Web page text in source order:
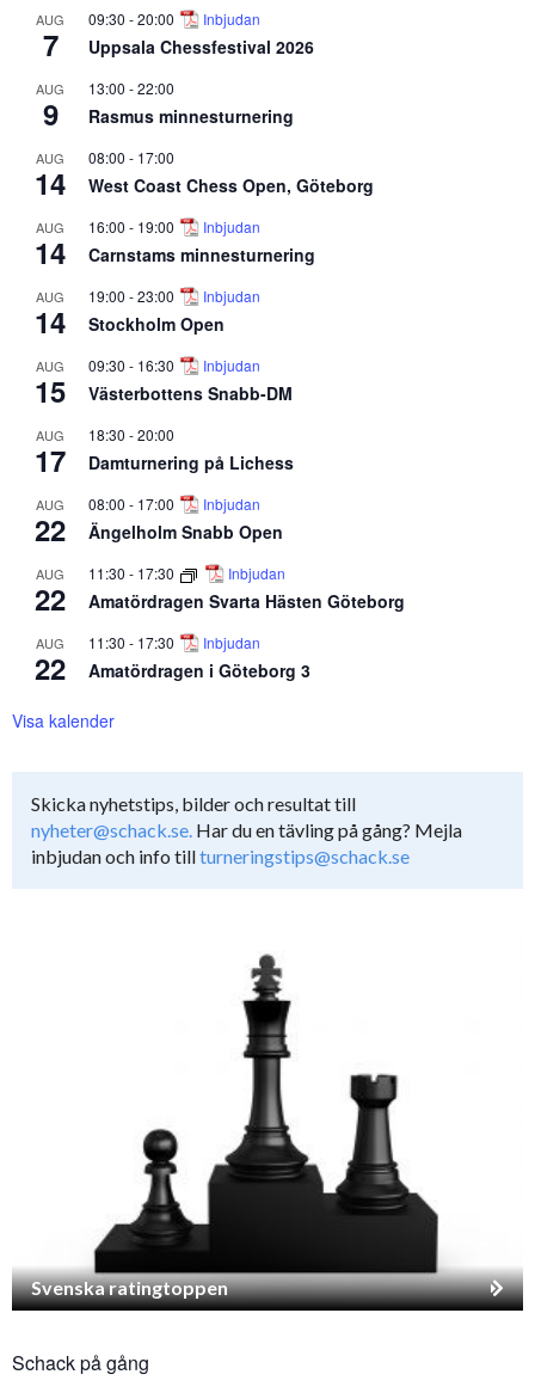
AUG
7
09:30 -20:00 Inbjudan
Uppsala Chessfestival 2026
AUG
9
13:00 -22:00
Rasmus minnesturnering
AUG
14
08:00 - 17:00
West Coast Chess Open, Göteborg
AUG
14
16:00 - 19:00 Inbjudan
Carnstams minnesturnering
AUG
14
19:00 -23:00 Inbjudan
Stockholm Open
AUG
15
09:30 - 16:30 Inbjudan
Västerbottens Snabb-DM
AUG
17
18:30 -20:00
Damturnering på Lichess
AUG
22
08:00 - 17:00 Inbjudan
Ängelholm Snabb Open
AUG
22
11:30 - 17:30 Inbjudan
Amatördragen Svarta Hästen Göteborg
AUG
22
11:30 - 17:30 Inbjudan
Amatördragen i Göteborg 3
Visa kalender
Skicka nyhetstips, bilder och resultat till
nyheter@schack.se. Har du en tävling på gång? Mejla
inbjudan och info tillturneringstips@schack.se
Svenska ratingtoppen
Schack på gång